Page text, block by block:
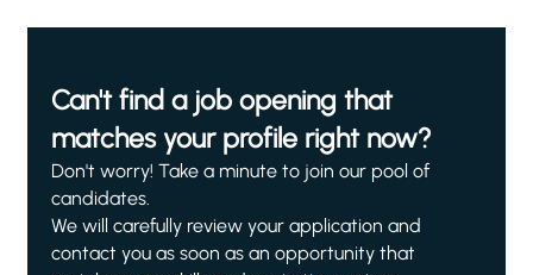
Can't find a job opening that
matches your profile right now?
Don't worry! Take a minute to join our pool of
candidates.
We will carefully review your application and
contact you as soon as an opportunity that